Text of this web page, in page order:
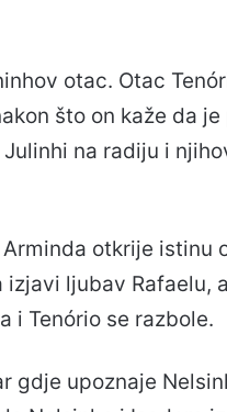
otac. Otac
što on kaže da
na radiju i
otkrije istinu
ljubav Rafaelu,
i Tenório se razbole.
gdje upoznaje